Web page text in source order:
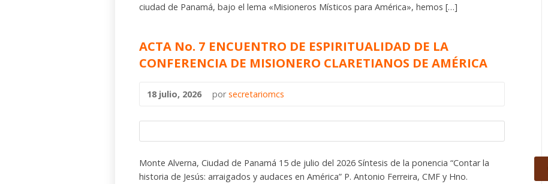
ciudad de Panamá, bajo el lema «Misioneros Místicos para América», hemos […]
ACTA No. 7 ENCUENTRO DE ESPIRITUALIDAD DE LA
CONFERENCIA DE MISIONERO CLARETIANOS DE AMÉRICA
18 julio, 2026 porsecretariomcs
Monte Alverna, Ciudad de Panamá 15 de julio del 2026 Síntesis de la ponencia “Contar la
historia de Jesús: arraigados y audaces en América” P. Antonio Ferreira, CMF y Hno.